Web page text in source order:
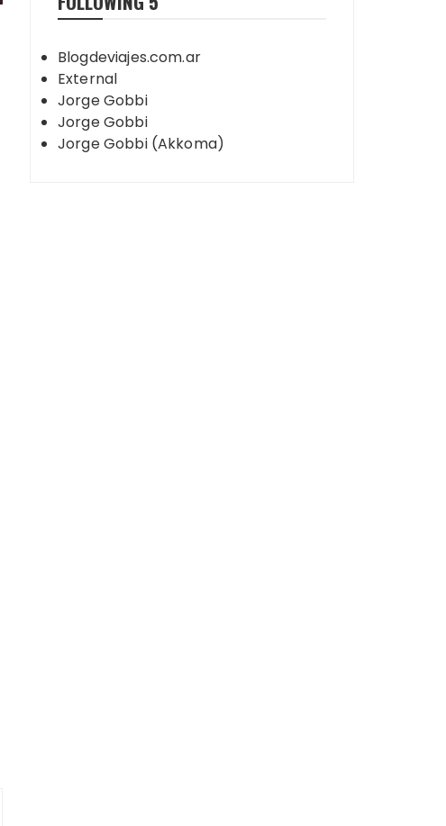
Blogdeviajes.com.ar
External
Jorge Gobbi
Jorge Gobbi
Jorge Gobbi (Akkoma)